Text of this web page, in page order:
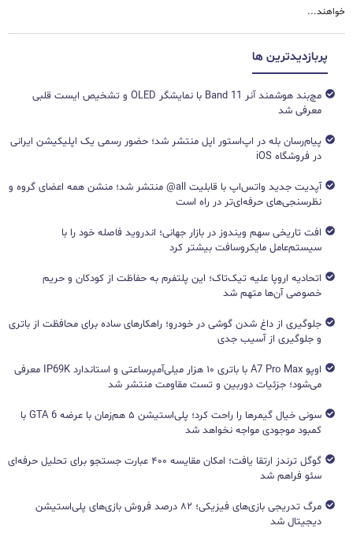
خواهند...
پربازدیدترین ها
مچ‌بند هوشمند آنر Band 11 با نمایشگر OLED و تشخیص ایست قلبی
معرفی شد
پیام‌رسان بله در اپ‌استور اپل منتشر شد؛ حضور رسمی یک اپلیکیشن ایرانی
در فروشگاه iOS
آپدیت جدید واتس‌اپ با قابلیت all@ منتشر شد؛ منشن همه اعضای گروه و
نظرسنجی‌های حرفه‌ای‌تر در راه است
افت تاریخی سهم ویندوز در بازار جهانی؛ اندروید فاصله خود را با
سیستم‌عامل مایکروسافت بیشتر کرد
اتحادیه اروپا علیه تیک‌تاک؛ این پلتفرم به حفاظت از کودکان و حریم
خصوصی آن‌ها متهم شد
جلوگیری از داغ شدن گوشی در خودرو؛ راهکارهای ساده برای محافظت از باتری
و جلوگیری از آسیب جدی
اوپو A7 Pro Max با باتری ۱۰ هزار میلی‌آمپرساعتی و استاندارد IP69K معرفی
می‌شود؛ جزئیات دوربین و تست مقاومت منتشر شد
سونی خیال گیمرها را راحت کرد؛ پلی‌استیشن ۵ هم‌زمان با عرضه GTA 6 با
کمبود موجودی مواجه نخواهد شد
گوگل ترندز ارتقا یافت؛ امکان مقایسه ۴۰۰ عبارت جستجو برای تحلیل حرفه‌ای
سئو فراهم شد
مرگ تدریجی بازی‌های فیزیکی؛ ۸۲ درصد فروش بازی‌های پلی‌استیشن
دیجیتال شد